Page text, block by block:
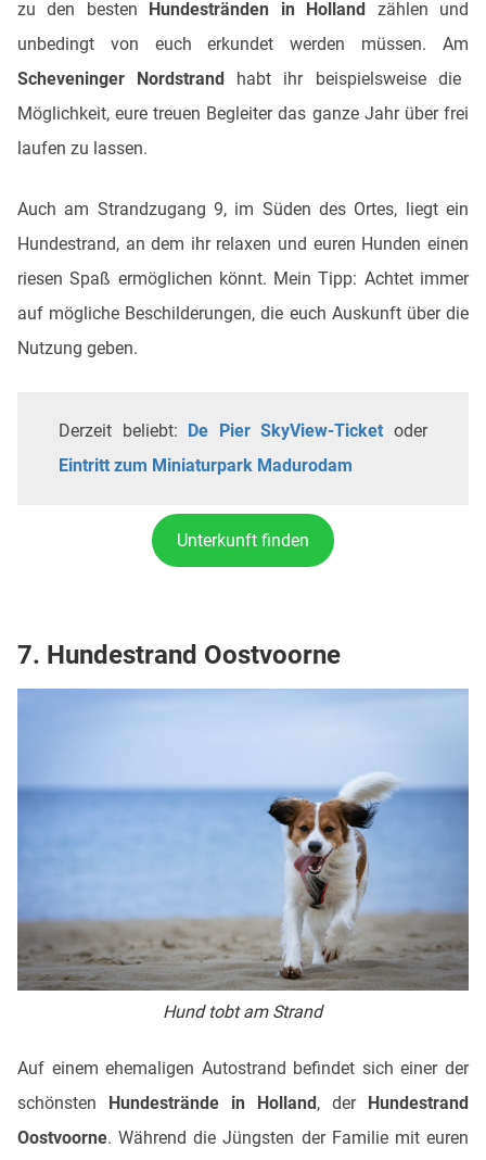
zu den besten Hundestränden in Holland zählen und
unbedingt von euch erkundet werden müssen. Am
Scheveninger Nordstrand habt ihr beispielsweise die
Möglichkeit, eure treuen Begleiter das ganze Jahr über frei
laufen zu lassen.
Auch am Strandzugang 9, im Süden des Ortes, liegt ein
Hundestrand, an dem ihr relaxen und euren Hunden einen
riesen Spaß ermöglichen könnt. Mein Tipp: Achtet immer
auf mögliche Beschilderungen, die euch Auskunft über die
Nutzung geben.
Derzeit beliebt: De Pier SkyView-Ticket oder
Eintritt zum Miniaturpark Madurodam
Unterkunft finden
7. Hundestrand Oostvoorne
Hund tobt am Strand
Auf einem ehemaligen Autostrand befindet sich einer der
schönsten Hundestrände in Holland, der Hundestrand
Oostvoorne. Während die Jüngsten der Familie mit euren